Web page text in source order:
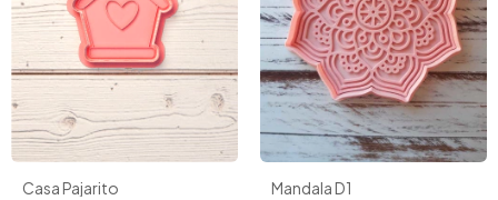
Casa Pajarito Mandala D1